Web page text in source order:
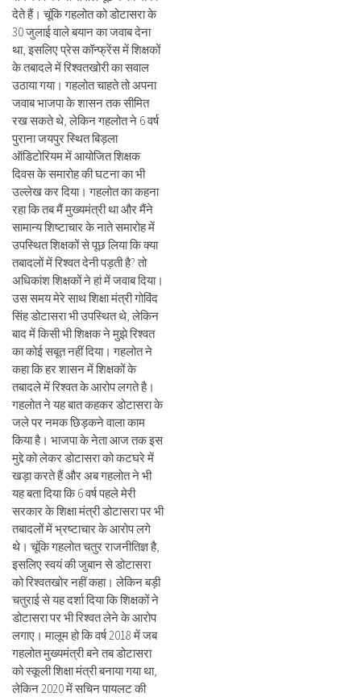
देते हैं। चूंकि गहलोत को डोटासरा के
30 जुलाई वाले बयान का जवाब देना
था, इसलिए प्रेस कॉन्फ्रेंस में शिक्षकों
के तबादले में रिश्वतखोरी का सवाल
उठाया गया। गहलोत चाहते तो अपना
जवाब भाजपा के शासन तक सीमित
रख सकते थे, लेकिन गहलोत ने 6 वर्ष
पुराना जयपुर स्थित बिड़ला
ऑडिटोरियम में आयोजित शिक्षक
दिवस के समारोह की घटना का भी
उल्लेख कर दिया। गहलोत का कहना
रहा कि तब मैं मुख्यमंत्री था और मैंने
सामान्य शिष्टाचार के नाते समारोह में
उपस्थित शिक्षकों से पूछ लिया कि क्या
तबादलों में रिश्वत देनी पड़ती है? तो
अधिकांश शिक्षकों ने हां में जवाब दिया।
उस समय मेरे साथ शिक्षा मंत्री गोविंद
सिंह डोटासरा भी उपस्थित थे, लेकिन
बाद में किसी भी शिक्षक ने मुझे रिश्वत
का कोई सबूत नहीं दिया। गहलोत ने
कहा कि हर शासन में शिक्षकों के
तबादले में रिश्वत के आरोप लगते है।
गहलोत ने यह बात कहकर डोटासरा के
जले पर नमक छिड़कने वाला काम
किया है। भाजपा के नेता आज तक इस
मुद्दे को लेकर डोटासरा को कटघरे में
खड़ा करते हैं और अब गहलोत ने भी
यह बता दिया कि 6 वर्ष पहले मेरी
सरकार के शिक्षा मंत्री डोटासरा पर भी
तबादलों में भ्रष्टाचार के आरोप लगे
थे। चूंकि गहलोत चतुर राजनीतिज्ञ है,
इसलिए स्वयं की जुबान से डोटासरा
को रिश्वतखोर नहीं कहा। लेकिन बड़ी
चतुराई से यह दर्शा दिया कि शिक्षकों ने
डोटासरा पर भी रिश्वत लेने के आरोप
लगाए। मालूम हो कि वर्ष 2018 में जब
गहलोत मुख्यमंत्री बने तब डोटासरा
को स्कूली शिक्षा मंत्री बनाया गया था,
लेकिन 2020 में सचिन पायलट की